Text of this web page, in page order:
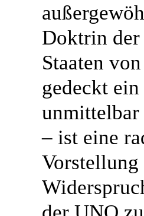
Doktrin der
Staaten
gedeckt
– ist eine